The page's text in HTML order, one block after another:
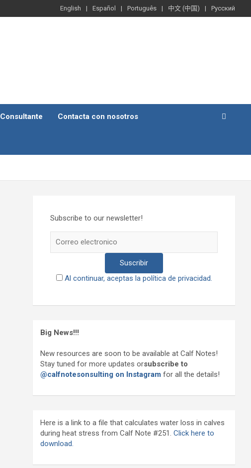
English Español Português 中文 (中国) Русский
Consultante Contacta con nosotros
Subscribe to our newsletter!
Al continuar, aceptas la política de privacidad.
Big News!!!
New resources are soon to be available at Calf Notes!
Stay tuned for more updates orsubscribe to
@calfnotesonsulting on Instagram for all the details!
Here is a link to a file that calculates water loss in calves
during heat stress from Calf Note #251.Click here to
download.